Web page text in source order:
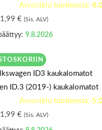
Arvostelu tuotteesta:
€ (Sis. ALV)
9.8.2026
ID.3 (2019-) kaukalomatot
Arvostelu tuotteesta:
€ (Sis. ALV)